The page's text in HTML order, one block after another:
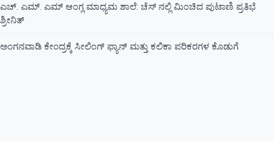
ಎಚ್. ಎಮ್. ಎಮ್ ಆಂಗ್ಲ ಮಾಧ್ಯಮ ಶಾಲೆ: ಚೆಸ್ ನಲ್ಲಿ ಮಿಂಚಿದ ಪುಟಾಣಿ ಪ್ರತಿಭೆ
ಶ್ರೀನಿತ್
ಅಂಗನವಾಡಿ ಕೇಂದ್ರಕ್ಕೆ ಸೀಲಿಂಗ್ ಫ್ಯಾನ್ ಮತ್ತು ಕಲಿಕಾ ಪರಿಕರಗಳ ಕೊಡುಗೆ